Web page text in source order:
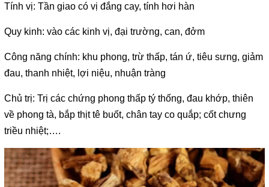
Tính vị: Tần giao có vị đắng cay, tính hơi hàn
Quy kinh: vào các kinh vị, đại trường, can, đởm
Công năng chính: khu phong, trừ thấp, tán ứ, tiêu sưng, giảm
đau, thanh nhiệt, lợi niệu, nhuận tràng
Chủ trị: Trị các chứng phong thấp tý thống, đau khớp, thiên
về phong tà, bắp thịt tê buốt, chân tay co quắp; cốt chưng
triều nhiệt;….